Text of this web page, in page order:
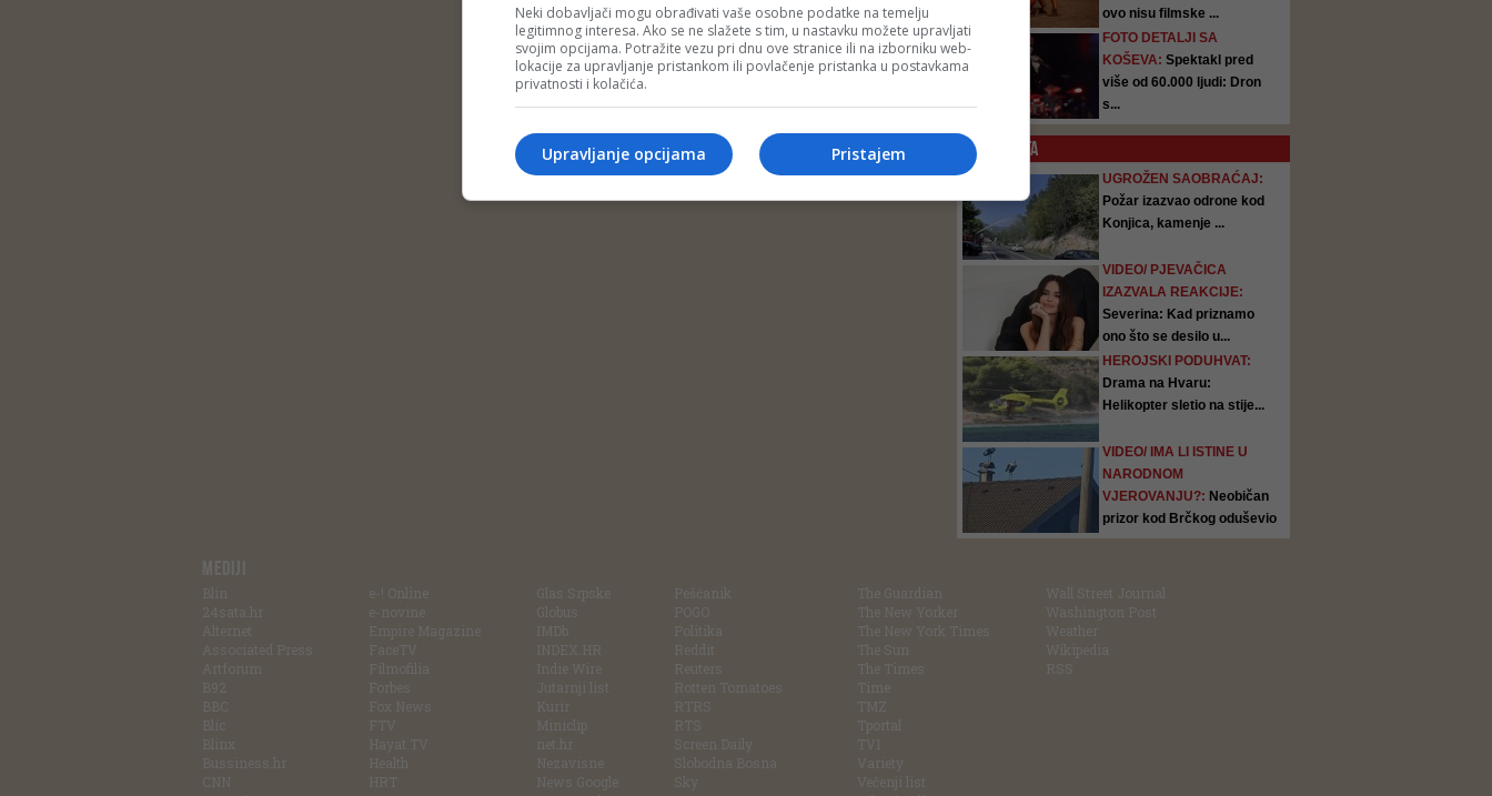
ovo nisu filmske ...
FOTO DETALJI SA
KOŠEVA: Spektakl pred
više od 60.000 ljudi: Dron
s...
24 SATA
UGROŽEN SAOBRAĆAJ:
Požar izazvao odrone kod
Konjica, kamenje ...
VIDEO/ PJEVAČICA
IZAZVALA REAKCIJE:
Severina: Kad priznamo
ono što se desilo u...
HEROJSKI PODUHVAT:
Drama na Hvaru:
Helikopter sletio na stije...
VIDEO/ IMA LI ISTINE U
NARODNOM
VJEROVANJU?: Neobičan
prizor kod Brčkog oduševio
ljude:...
MEDIJI
Blin
24sata.hr
Alternet
Associated Press
Artforum
B92
BBC
Blic
Blinx
Bussiness.hr
CNN
e-! Online
e-novine
Empire Magazine
FaceTV
Filmofilia
Forbes
Fox News
FTV
Hayat TV
Health
HRT
Glas Srpske
Globus
IMDb
INDEX.HR
Indie Wire
Jutarnji list
Kurir
Miniclip
net.hr
Nezavisne
News Google
Pešćanik
POGO
Politika
Reddit
Reuters
Rotten Tomatoes
RTRS
RTS
Screen Daily
Slobodna Bosna
Sky
The Guardian
The New Yorker
The New York Times
The Sun
The Times
Time
TMZ
Tportal
TV1
Variety
Večenji list
Wall Street Journal
Washington Post
Weather
Wikipedia
RSS
Neki dobavljači mogu obrađivati vaše osobne podatke na temelju
legitimnog interesa. Ako se ne slažete s tim, u nastavku možete upravljati
svojim opcijama. Potražite vezu pri dnu ove stranice ili na izborniku web-
lokacije za upravljanje pristankom ili povlačenje pristanka u postavkama
privatnosti i kolačića.
Pristajem
Upravljanje opcijama